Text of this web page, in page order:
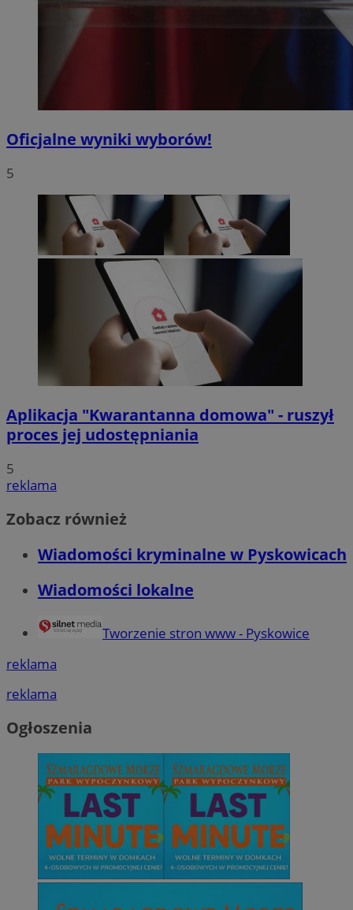
Oficjalne wyniki wyborów!
5
Aplikacja "Kwarantanna domowa" - ruszył
proces jej udostępniania
5
reklama
Zobacz również
Wiadomości kryminalne w Pyskowicach
Wiadomości lokalne
Tworzenie stron www - Pyskowice
reklama
reklama
Ogłoszenia